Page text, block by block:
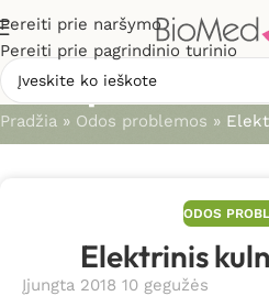
Pereiti prie naršymo
Pereiti prie pagrindinio turinio
Straipsniai
Pradžia » Odos problemos »
ODOS
Elektrinis
Įjungta 2018 10 gegužės